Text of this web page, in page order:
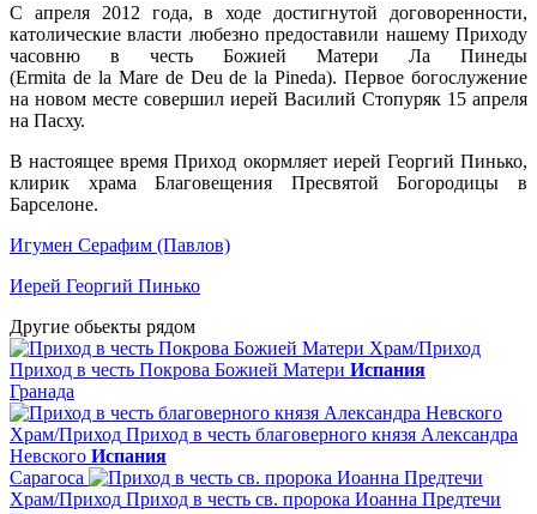
С апреля 2012 года, в ходе достигнутой договоренности,
католические власти любезно предоставили нашему Приходу
часовню в честь Божией Матери Ла Пинеды
(Ermita de la Mare de Deu de la Pineda). Первое богослужение
на новом месте совершил иерей Василий Стопуряк 15 апреля
на Пасху.
В настоящее время Приход окормляет иерей Георгий Пинько,
клирик храма Благовещения Пресвятой Богородицы в
Барселоне.
Игумен Серафим (Павлов)
Иерей Георгий Пинько
Другие обьекты рядом
Храм/Приход
Приход в честь Покрова Божией Матери Испания
Гранада
Храм/Приход Приход в честь благоверного князя Александра
Невского Испания
Сарагоса
Храм/Приход Приход в честь св. пророка Иоанна Предтечи